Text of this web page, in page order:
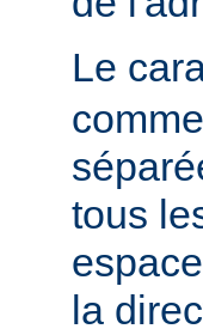
Le
tous
la